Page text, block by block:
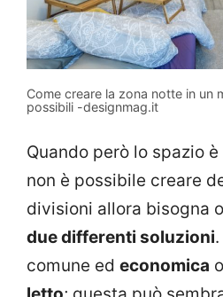
Come creare la zona notte in un
possibili -designmag.it
Quando però lo spazio
non è possibile creare
divisioni allora bisogna
due differenti soluzioni
comune ed economica